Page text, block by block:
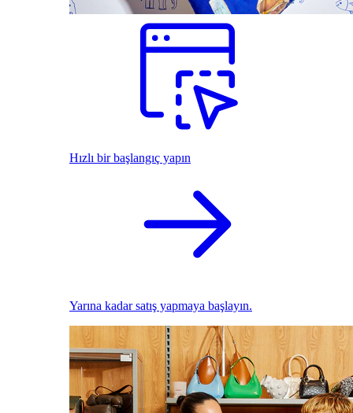
Hızlı bir başlangıç yapın
Yarına kadar satış yapmaya başlayın.